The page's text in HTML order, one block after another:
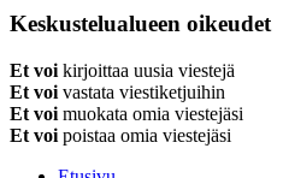
Keskustelualueen oikeudet
Et voi kirjoittaa uusia viestejä
Et voi vastata viestiketjuihin
Et voi muokata omia viestejäsi
Et voi poistaa omia viestejäsi